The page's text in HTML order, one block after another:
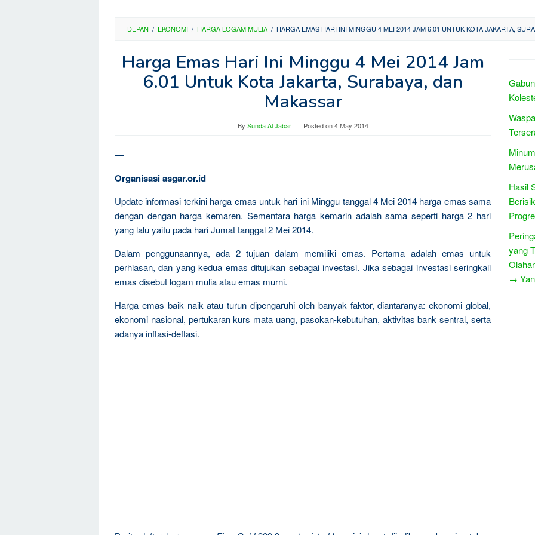
DEPAN / EKONOMI / HARGA LOGAM MULIA / HARGA EMAS HARI INI MINGGU 4 MEI 2014 JAM 6.01 UNTUK KOTA JAKARTA,
Harga Emas Hari Ini Minggu 4 Mei 2014 Jam
6.01 Untuk Kota Jakarta, Surabaya, dan
Makassar
By Sunda Al Jabar Posted on4 May 2014
—
Organisasi asgar.or.id
Update informasi terkini harga emas untuk hari ini Minggu tanggal 4 Mei 2014 harga emas sama
dengan dengan harga kemaren. Sementara harga kemarin adalah sama seperti harga 2 hari
yang lalu yaitu pada hari Jumat tanggal 2 Mei 2014.
Dalam penggunaannya, ada 2 tujuan dalam memiliki emas. Pertama adalah emas untuk
perhiasan, dan yang kedua emas ditujukan sebagai investasi. Jika sebagai investasi seringkali
emas disebut logam mulia atau emas murni.
Harga emas baik naik atau turun dipengaruhi oleh banyak faktor, diantaranya: ekonomi global,
ekonomi nasional, pertukaran kurs mata uang, pasokan-kebutuhan, aktivitas bank sentral, serta
adanya inflasi-deflasi.
Hasil
yang
→